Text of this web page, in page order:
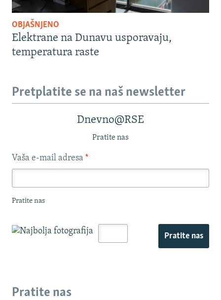
OBJAŠNJENO
Elektrane na Dunavu usporavaju,
temperatura raste
Pretplatite se na naš newsletter
Dnevno@RSE
Pratite nas
Vaša e-mail adresa *
Pratite nas
Pratite nas
Pratite nas